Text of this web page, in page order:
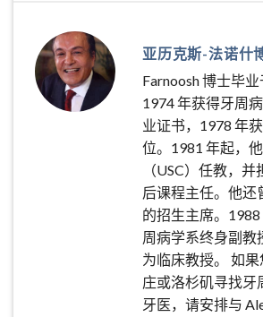
亚历克斯-法诺什
Farnoosh 博士毕业
1974 年获得牙周
业证书，1978 年
位。1981 年起，
（USC）任教，
后课程主任。他还
的招生主席。
周病学系终身副教
为临床教授。 如
庄或洛杉矶寻找牙
牙医，请安排与